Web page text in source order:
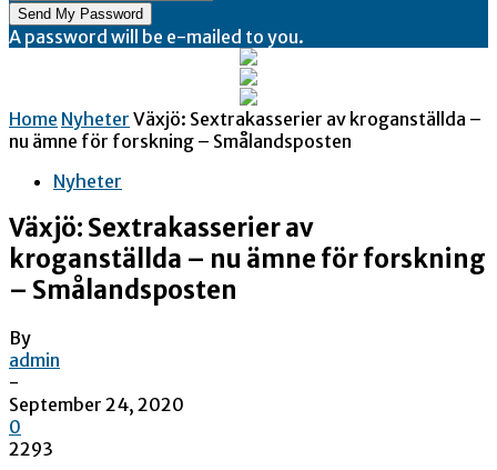
A password will be e-mailed to you.
Home Nyheter Växjö: Sextrakasserier av kroganställda –
nu ämne för forskning – Smålandsposten
Nyheter
Växjö: Sextrakasserier av
kroganställda – nu ämne för forskning
– Smålandsposten
By
admin
-
September 24, 2020
0
2293